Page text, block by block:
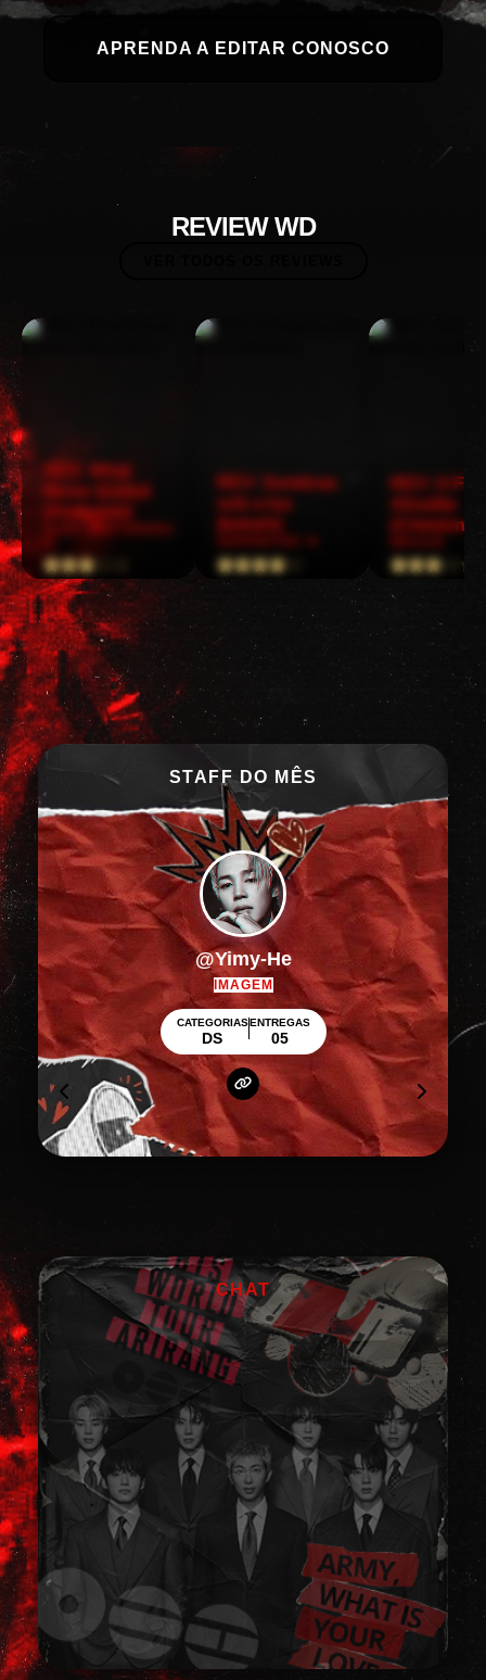
APRENDA A EDITAR CONOSCO
REVIEW WD
REV: What
Never Ended
(Alyssane)
REV: Sombras
sob a lua
(kekahi)
REV: O
Afrodite
STAFF DO MÊS
@Gabe_Potterhead
TEXTO
CATEGORIAS
BETAGEM, REVIEW
ENTREGAS
02
CHAT